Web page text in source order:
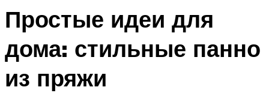
Простые идеи для
дома: стильные панно
из пряжи